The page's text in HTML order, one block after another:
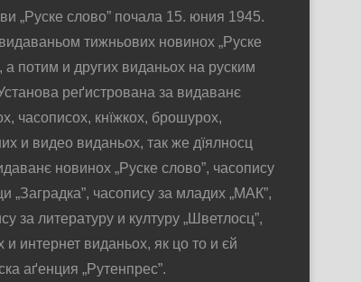
„Руске слово” почала 15. юния 1945.
тижньових новинох „Руске
а потим и других виданьох на руским
реґистрована за видаванє
часописох, кнїжкох, брошурох,
и видео виданьох, так же дїялносц
новинох „Руске слово”, часопису
„Заградка”, часопису за младих „МАК”,
за литературу и културу „Шветлосц”,
и интернет виданьох, як цо то и єй
аґенция „Рутенпрес”.